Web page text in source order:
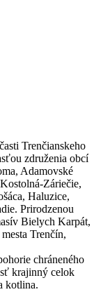
Trenčianskeho
združenia obcí
Adamovské
Záriečie,
Haluzice,
Prirodzenou
Bielych Karpát,
Trenčín,
chráneného
krajinný celok
kotlina.